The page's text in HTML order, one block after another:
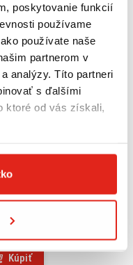
poskytovanie funkcií
používame
používate naše
partnerom v
analýzy. Títo partneri
s ďalšími
ktoré od vás získali,
€ s DPH
KYMCO XCITING S400I
Kúpiť